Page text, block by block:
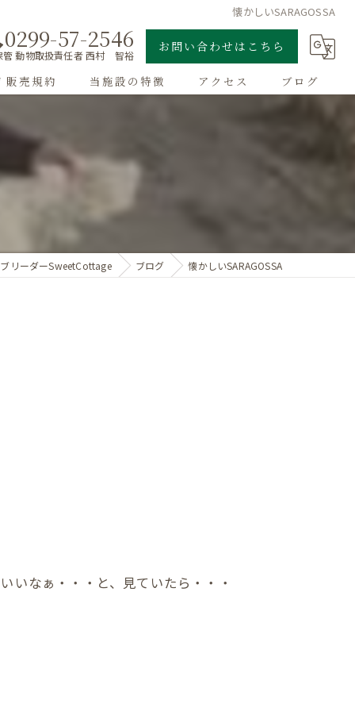
懐かしいSARAGOSSA
0299-57-2546
動物取扱責任者 西村 智裕
お問い合わせはこちら
販売規約 当施設の特徴
子犬
ドッグラン
アクセス ブログ
リーダーSweetCottage ブログ 懐かしいSARAGOSSA
いなぁ・・・と、見ていたら・・・